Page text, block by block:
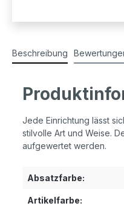
Beschreibung
Jede Einrichtung lässt
stilvolle Art und Weise.
aufgewertet werden.
Absatzfarbe:
Artikelfarbe: